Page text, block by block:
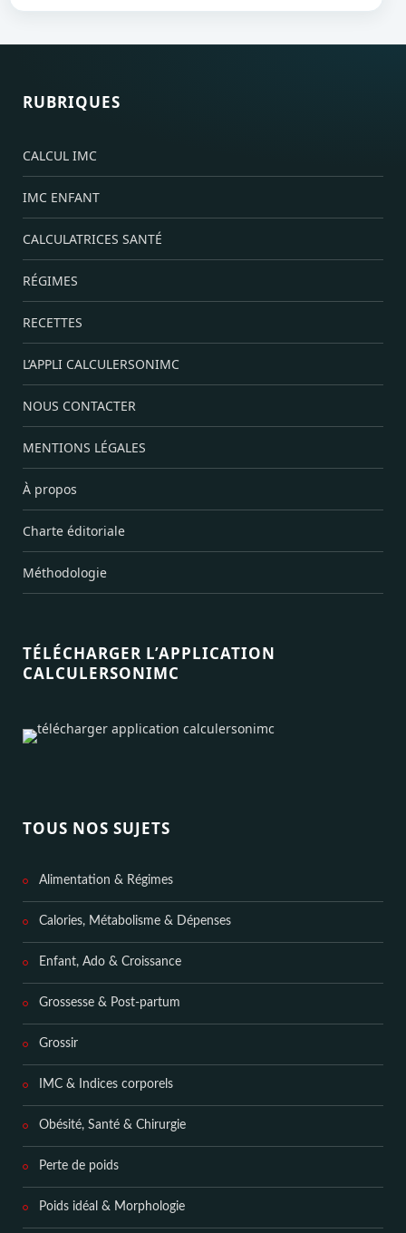
RUBRIQUES
CALCUL IMC
IMC ENFANT
CALCULATRICES SANTÉ
RÉGIMES
RECETTES
L’APPLI CALCULERSONIMC
NOUS CONTACTER
MENTIONS LÉGALES
À propos
Charte éditoriale
Méthodologie
TÉLÉCHARGER L’APPLICATION
CALCULERSONIMC
TOUS NOS SUJETS
Alimentation & Régimes
Calories, Métabolisme & Dépenses
Enfant, Ado & Croissance
Grossesse & Post-partum
Grossir
IMC & Indices corporels
Obésité, Santé & Chirurgie
Perte de poids
Poids idéal & Morphologie